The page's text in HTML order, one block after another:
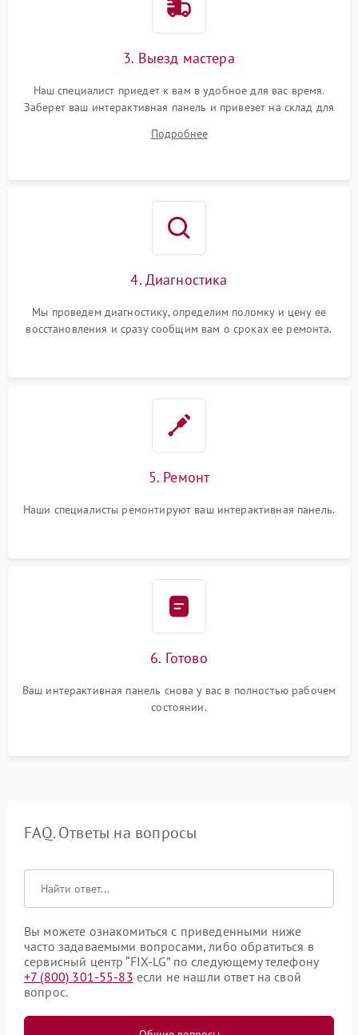
3. Выезд мастера
Наш специалист приедет к вам в удобное для вас время.
Заберет ваш интерактивная панель и привезет на склад для
Подробнее
4. Диагностика
Мы проведем диагностику, определим поломку и цену ее
восстановления и сразу сообщим вам о сроках ее ремонта.
5. Ремонт
Наши специалисты ремонтируют ваш интерактивная панель.
6. Готово
Ваш интерактивная панель снова у вас в полностью рабочем
состоянии.
FAQ. Ответы на вопросы
Вы можете ознакомиться с приведенными ниже
часто задаваемыми вопросами, либо обратиться в
сервисный центр “FIX-LG” по следующему телефону
+7 (800) 301-55-83 если не нашли ответ на свой
вопрос.